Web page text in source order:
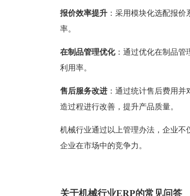
报价效率提升 ：采用模块化选配报
率。
在制品管理优化：通过优化在制品管
利用率。
售后服务改进 ：通过统计售后费用
造过程进行改善，提升产品质量。
机械行业通过以上管理办法，企业
企业在市场中的竞争力。
关于机械行业ERP的常见问答